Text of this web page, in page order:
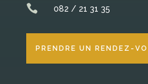
 082 / 21 31 35
PRENDRE UN RENDEZ-